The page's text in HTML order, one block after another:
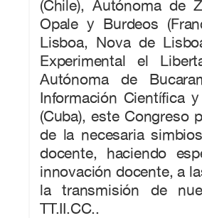
(Chile), Autónoma de
Opale y Burdeos
Lisboa, Nova de
Experimental el
Autónoma de
Información Científica
(Cuba), este Congreso
de la necesaria
docente, haciendo
innovación docente, a
la transmisión de
TT.II.CC..